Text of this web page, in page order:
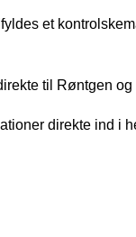
et
til Røntgen
direkte ind i